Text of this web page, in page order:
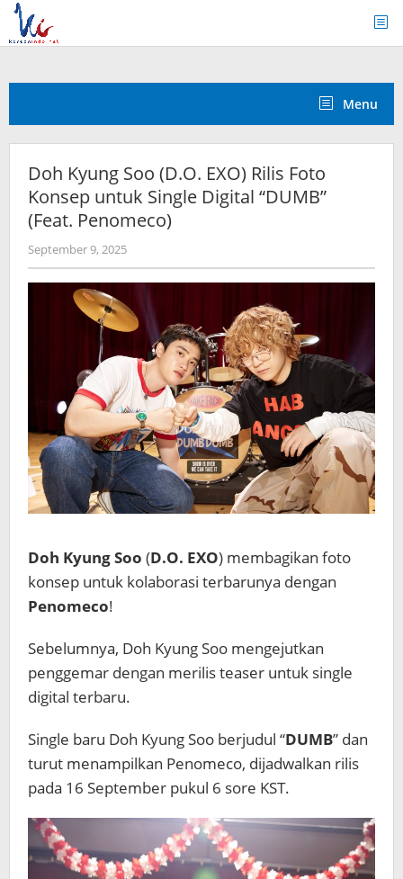
Skip
content
Menu
Doh Kyung Soo (D.O. EXO) Rilis Foto
Konsep untuk Single Digital “DUMB”
(Feat. Penomeco)
September 9, 2025by
anisrina
Doh Kyung Soo (D.O. EXO) membagikan foto
konsep untuk kolaborasi terbarunya dengan
Penomeco!
Sebelumnya, Doh Kyung Soo mengejutkan
penggemar dengan merilis teaser untuk single
digital terbaru.
Single baru Doh Kyung Soo berjudul “DUMB” dan
turut menampilkan Penomeco, dijadwalkan rilis
pada 16 September pukul 6 sore KST.